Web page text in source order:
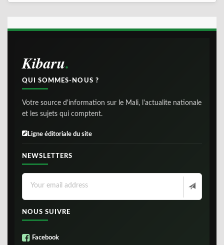
Kibaru
QUI SOMMES-NOUS ?
Votre source d'information sur le Mali, l'actualite nationale
et les sujets qui comptent.
Ligne éditoriale du site
NEWSLETTERS
NOUS SUIVRE
Facebook